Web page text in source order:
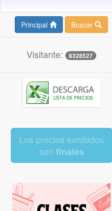
Principal Buscar
Visitante: 8328527
Los precios exhibidos
son finales